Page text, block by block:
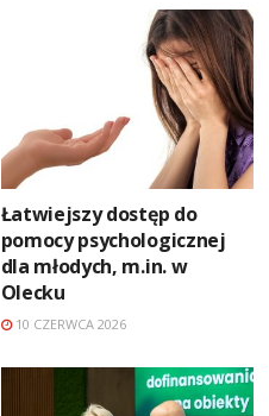
Łatwiejszy dostęp do
pomocy psychologicznej
dla młodych, m.in. w
Olecku
10 CZERWCA 2026